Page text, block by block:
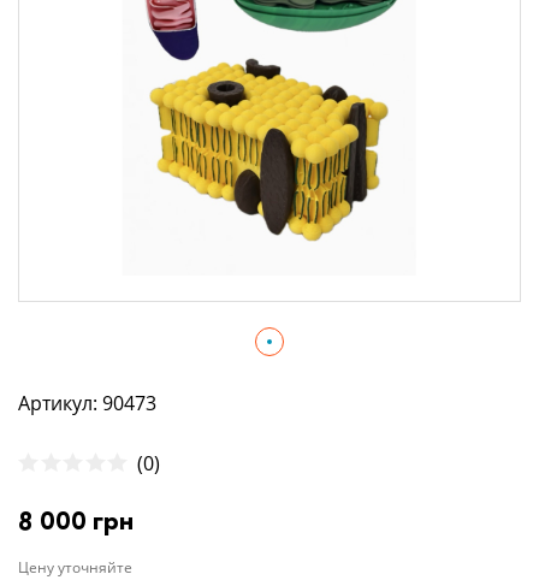
Артикул: 90473
(0)
8 000 грн
Цену уточняйте